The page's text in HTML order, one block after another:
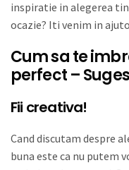
inspiratie in alegerea
ocazie? Iti venim in
Cum sa te
perfect –
Fii creativa!
Cand discutam despre
buna este ca nu putem